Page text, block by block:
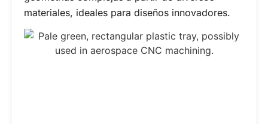
materiales, ideales para diseños innovadores.